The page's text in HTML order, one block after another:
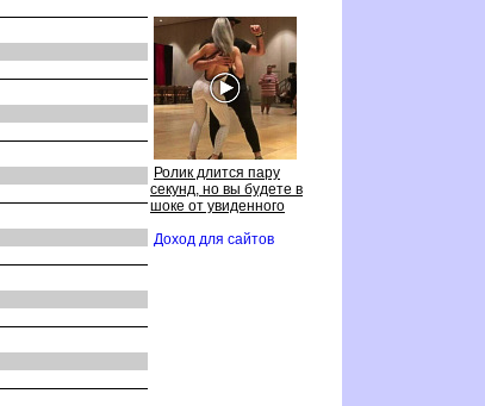
Ролик длится пару
секунд, но вы будете
шоке от увиденного
Доход для сайто